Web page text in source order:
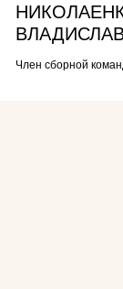
Член сборной